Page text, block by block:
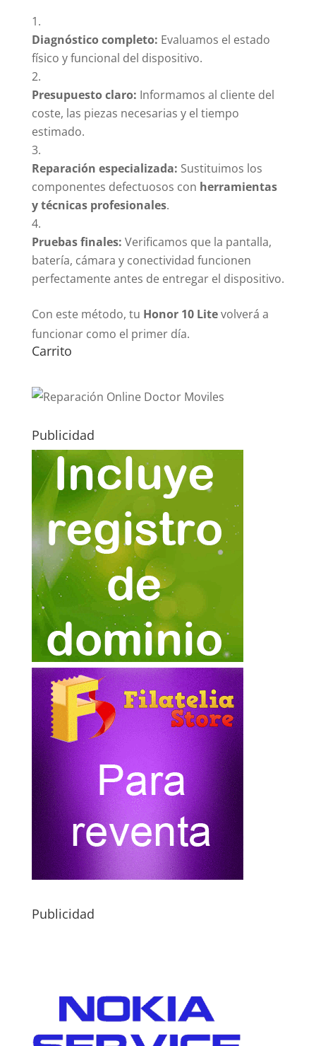
Diagnóstico completo: Evaluamos el estado
físico y funcional del dispositivo.
Presupuesto claro: Informamos al cliente del
coste, las piezas necesarias y el tiempo
estimado.
Reparación especializada: Sustituimos los
componentes defectuosos con herramientas
y técnicas profesionales.
Pruebas finales: Verificamos que la pantalla,
batería, cámara y conectividad funcionen
perfectamente antes de entregar el dispositivo.
Con este método, tu Honor 10 Litevolverá a
funcionar como el primer día.
Carrito
Publicidad
Publicidad